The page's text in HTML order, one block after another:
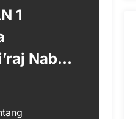
1
Nabi